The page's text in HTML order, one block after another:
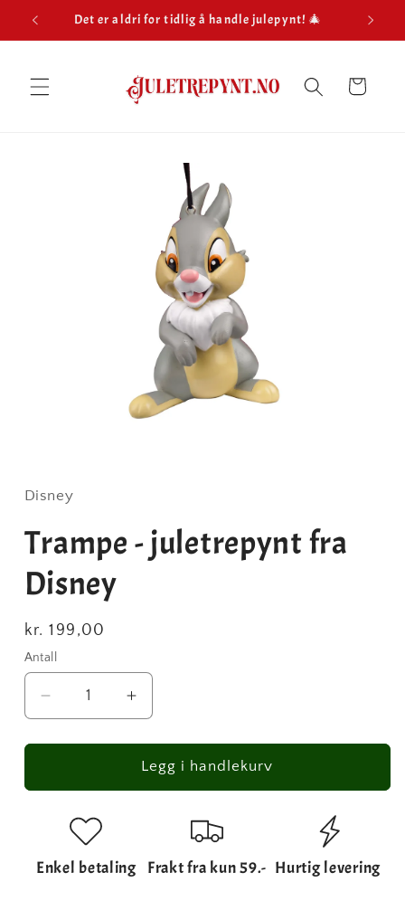
videre til
innholdet
Det er aldri for tidlig å handle julepynt! 🎄
Handlekurv
Disney
Trampe - juletrepynt fra
Disney
Vanlig
pris
kr. 199,00
Antall
Antall
antallet
for
-
Disney
Øk
antallet
for
Trampe
-
Legg i handlekurv
Enkel betaling Frakt fra kun 59.- Hurtig levering